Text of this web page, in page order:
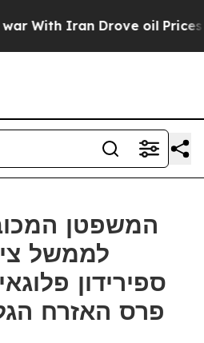
With Iran Drove oil Prices
המשפטן
לממשל
ספירידון
פרס האזרח